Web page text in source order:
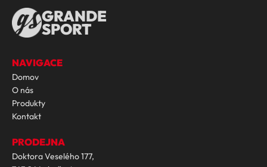
GRANDE
SPORT
NAVIGACE
Domov
O nás
Produkty
Kontakt
PRODEJNA
Doktora Veselého 177,